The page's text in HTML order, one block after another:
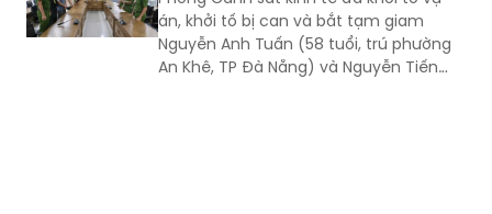
An Khê, TP Đà Nẵng) và Nguyễn Tiến
Trãi (43 tuổi, trú TPHCM) để điều tra về
hành vi in, phát hành, mua bán trái
phép hóa đơn.